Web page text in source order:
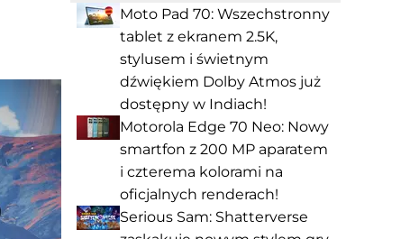
Moto Pad 70: Wszechstronny
tablet z ekranem 2.5K,
stylusem i świetnym
dźwiękiem Dolby Atmos już
dostępny w Indiach!
Motorola Edge 70 Neo: Nowy
smartfon z 200 MP aparatem
i czterema kolorami na
oficjalnych renderach!
Serious Sam: Shatterverse